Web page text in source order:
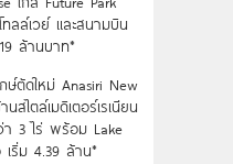
ลล์เวย์ และสนามบิน
ล้านบาท*
ตัดใหม่ Anasiri New
สไตล์เมดิเตอร์เรเนียน
3 ไร่ พร้อม Lake
เริ่ม 4.39 ล้าน*